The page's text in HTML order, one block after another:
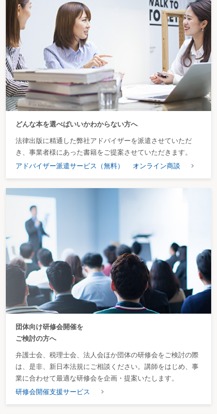
どんな本を選べばいいかわからない方へ
法律出版に精通した弊社アドバイザーを派遣させていただ
き、事業者様にあった書籍をご提案させていただきます。
アドバイザー派遣サービス（無料）
オンライン商談
団体向け研修会開催を
ご検討の方へ
弁護士会、税理士会、法人会ほか団体の研修会をご検討の際
は、是非、新日本法規にご相談ください。講師をはじめ、事
業に合わせて最適な研修会を企画・提案いたします。
研修会開催支援サービス